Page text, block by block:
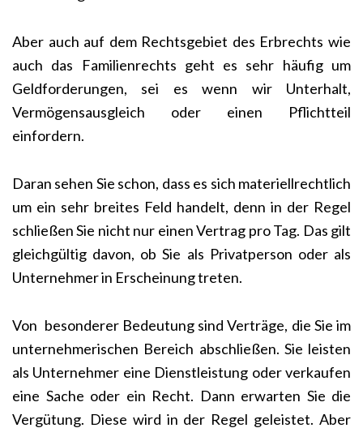
Aber auch auf dem Rechtsgebiet des Erbrechts wie
auch das Familienrechts geht es sehr häufig um
Geldforderungen, sei es wenn wir Unterhalt,
Vermögensausgleich oder einen Pflichtteil
einfordern.
Daran sehen Sie schon, dass es sich materiellrechtlich
um ein sehr breites Feld handelt, denn in der Regel
schließen Sie nicht nur einen Vertrag pro Tag. Das gilt
gleichgültig davon, ob Sie als Privatperson oder als
Unternehmer in Erscheinung treten.
Von besonderer Bedeutung sind Verträge, die Sie im
unternehmerischen Bereich abschließen. Sie leisten
als Unternehmer eine Dienstleistung oder verkaufen
eine Sache oder ein Recht. Dann erwarten Sie die
Vergütung. Diese wird in der Regel geleistet. Aber